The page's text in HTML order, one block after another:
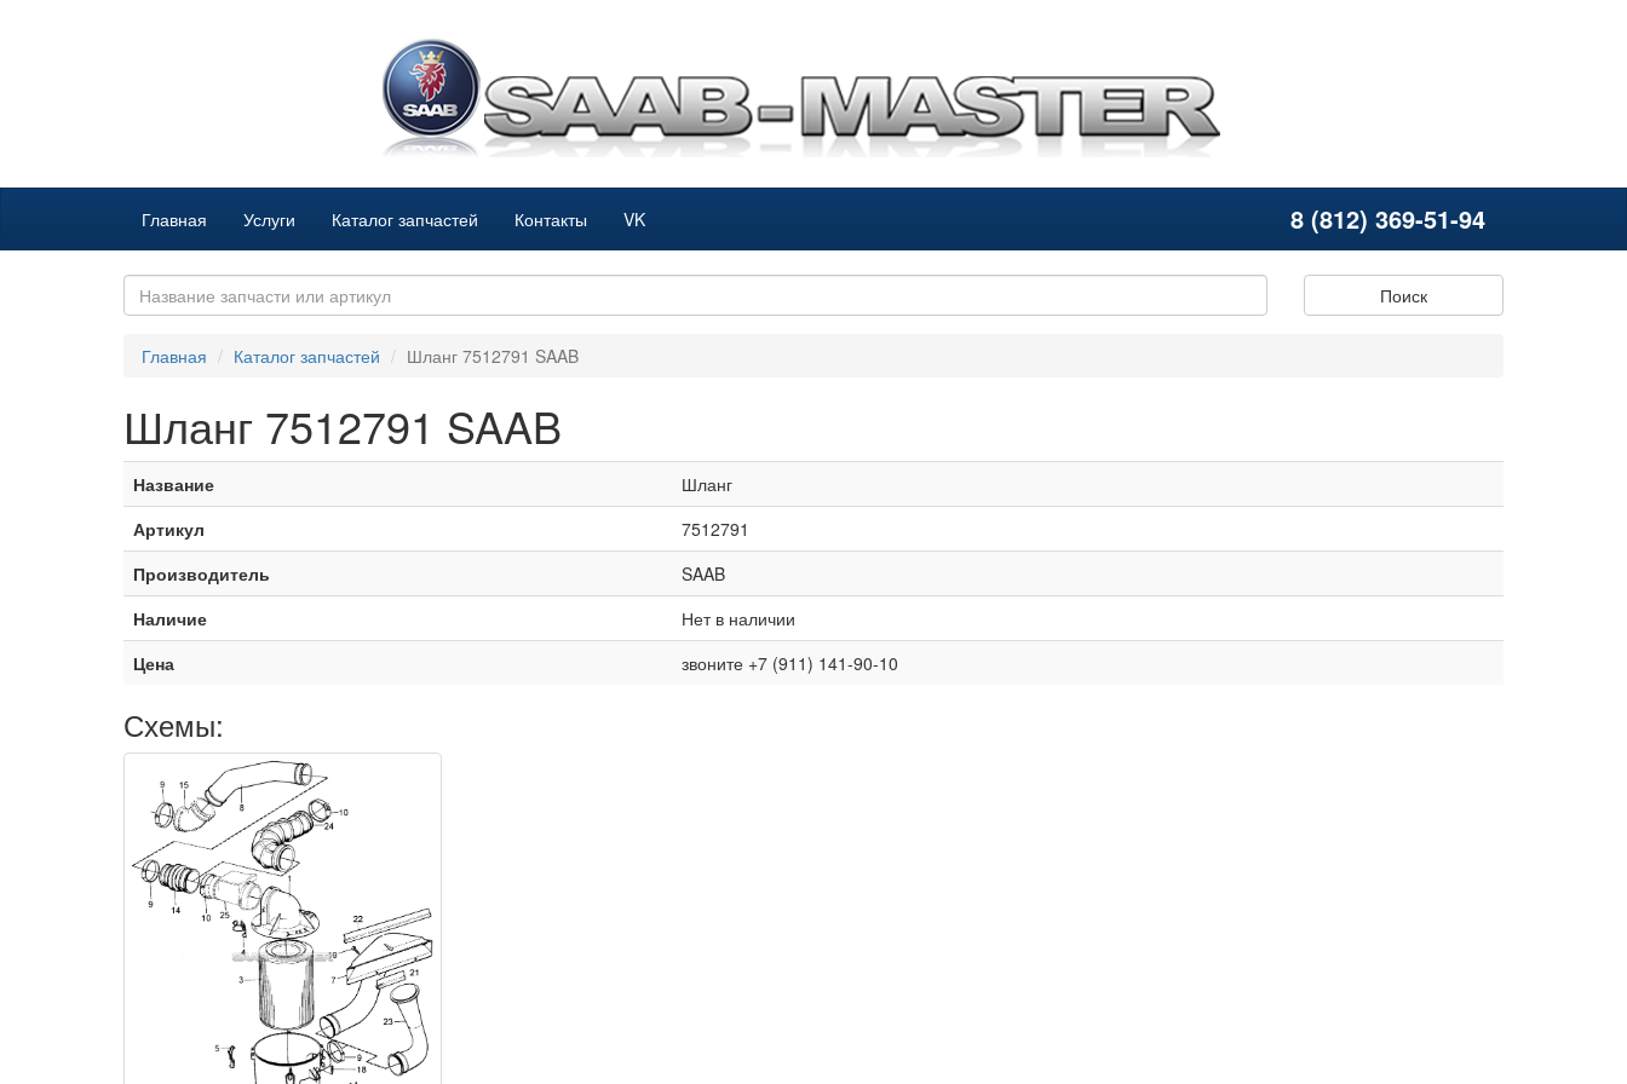
Главная Услуги Каталог запчастей Контакты VK 8 (812) 369-51-94
Поиск
Главная Каталог запчастей Шланг 7512791 SAAB
Шланг 7512791 SAAB
Название
Шланг
Артикул
7512791
Производитель
SAAB
Наличие
Нет в наличии
Цена
звоните +7 (911) 141-90-10
Схемы: